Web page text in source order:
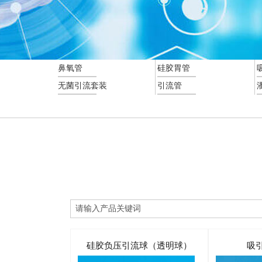
鼻氧管 硅胶胃管
无菌引流套装
引流管
硅胶负压引流球（透明球） 吸